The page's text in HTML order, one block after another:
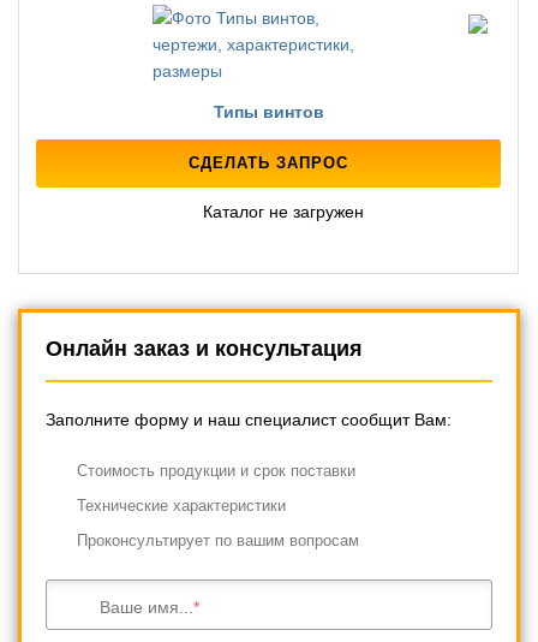
Типы винтов
СДЕЛАТЬ ЗАПРОС
Каталог не загружен
Онлайн заказ и консультация
Заполните форму и наш специалист сообщит Вам:
Cтоимость продукции и срок поставки
Технические характеристики
Проконсультирует по вашим вопросам
Ваше имя...